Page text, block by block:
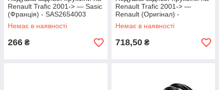
Renault Trafic 2001-> — Sasic
(Франція) - SAS2654003
Немає в наявності
266 ₴
Renault Trafic 2001-> —
Renault (Оригінал) -
8200190743
Немає в наявності
718,50 ₴